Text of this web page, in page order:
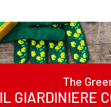
The
IL GIARDINIERE